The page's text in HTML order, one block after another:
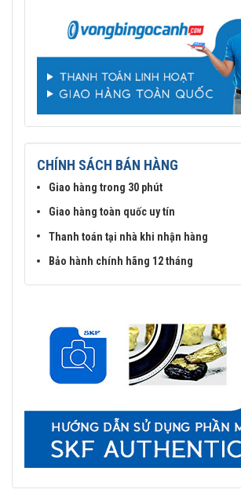
Vòng bi SKF 6205-2RSH có sẵn mỡ bôi trơn
2 nắp chắn mỡ bằng cao su (2RSH)
Mua vòng bi bạc đạn SKF 6205 chính
tín?
Vòng bi Ngọc Anh là đại lý ủy quyền
Liên hệ với
Vòng bi Ngọc Anhđể có báo
bi SKF 6205 chính hãng.
CHÍNH SÁCH BÁN HÀNG
Giao hàng trong 30 phút
Giao hàng toàn quốc uy tín
Thanh toán tại nhà khi nhận hàng
Bảo hành chính hãng 12 tháng